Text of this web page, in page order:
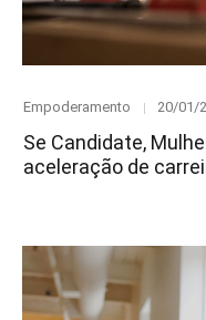
Category
Empoderamento
Posted
20/01/
Se Candidate,
aceleração de